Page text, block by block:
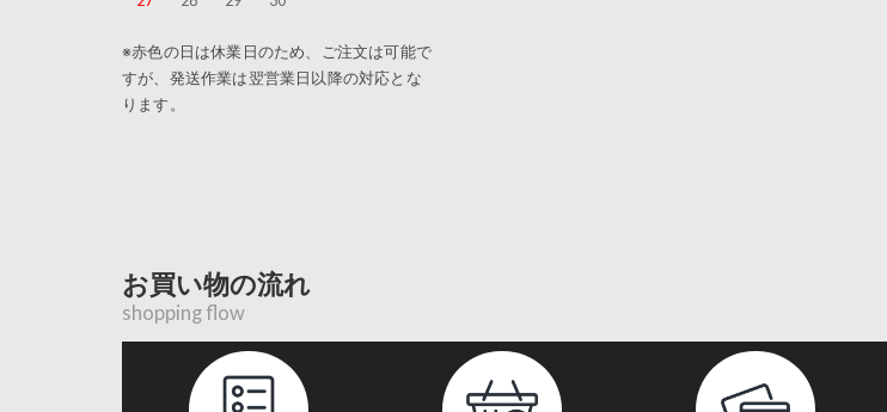
※赤色の日は休業日のため、ご注文は可能で
すが、発送作業は翌営業日以降の対応とな
ります。
お買い物の流れ
shopping flow